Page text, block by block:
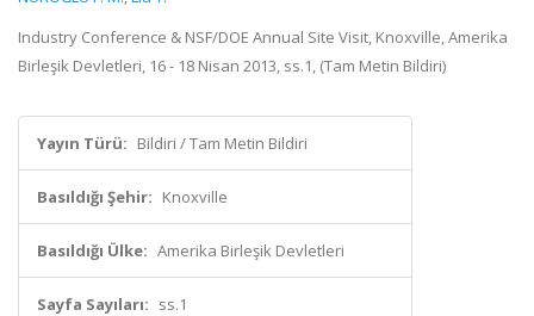
Industry Conference & NSF/DOE Annual Site Visit, Knoxville, Amerika
Birleşik Devletleri, 16 - 18 Nisan 2013, ss.1, (Tam Metin Bildiri)
Yayın Türü: Bildiri / Tam Metin Bildiri
Basıldığı Şehir: Knoxville
Basıldığı Ülke: Amerika Birleşik Devletleri
Sayfa Sayıları: ss.1